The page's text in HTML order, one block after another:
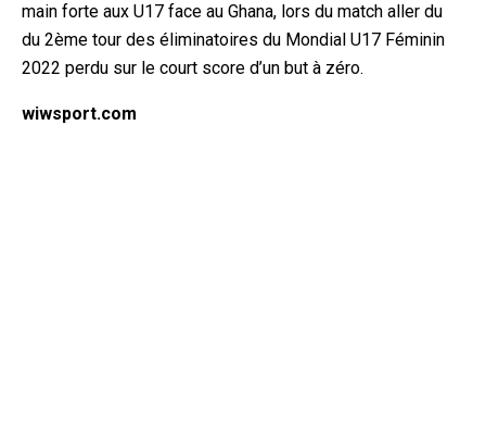
main forte aux U17 face au Ghana, lors du match aller du
du 2ème tour des éliminatoires du Mondial U17 Féminin
2022 perdu sur le court score d’un but à zéro.
wiwsport.com